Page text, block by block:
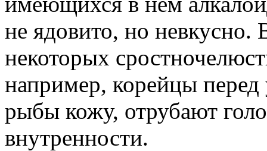
не ядовито, но
некоторых
например, корейцы
рыбы кожу, отрубают
внутренности.